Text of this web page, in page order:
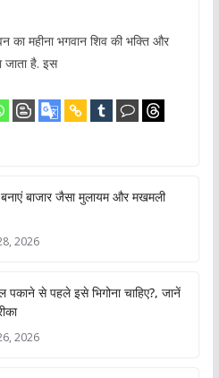
महीना भगवान शिव की भक्ति और
है. इस
बाजार जैसा मुलायम और मखमली
2026
पकाने से पहले इसे भिगोना चाहिए?, जानें
2026